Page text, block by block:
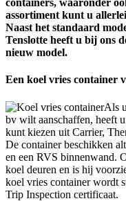
containers, waaronder
assortiment kunt u
Naast het standaard
Tenslotte heeft u bij ons
nieuw model.
Een koel vries container
Als
bv wilt aanschaffen, heeft
kunt kiezen uit Carrier,
De container beschikken
en een RVS binnenwand.
koel deuren en is hij
koel vries container wordt
Trip Inspection certificaat.